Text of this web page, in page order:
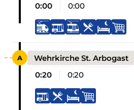
0:00
0:00
Wehrkirche St. Arbogast
0:20
0:20